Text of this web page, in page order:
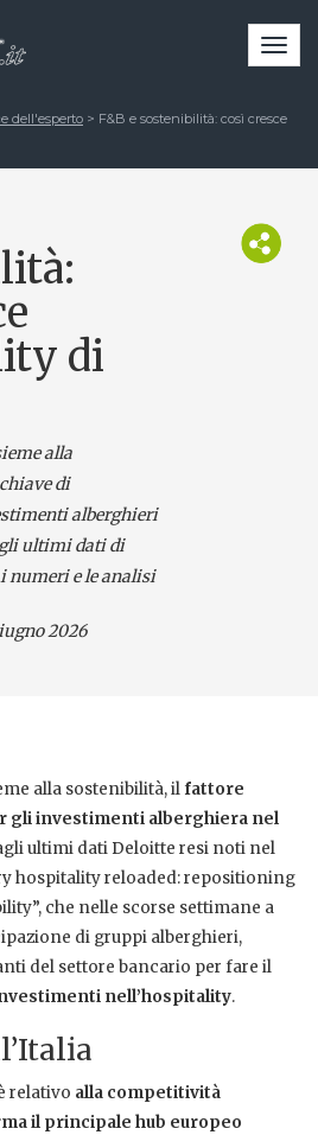
dell'esperto > F&B e sostenibilità: così cresce
di
alla
di
alberghieri
ultimi dati di
numeri e le analisi
2026
alla sostenibilità, il fattore
gli investimenti alberghiera nel
ultimi dati Deloitte resi noti nel
hospitality reloaded: repositioning
che nelle scorse settimane a
di gruppi alberghieri,
del settore bancario per fare il
nell’hospitality.
relativo alla competitività
il principale hub europeo